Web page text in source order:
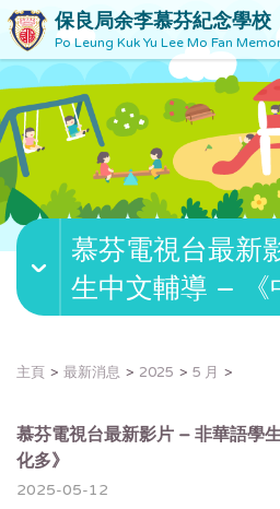
保良局余李慕芬紀念學校
Po Leung Kuk Yu Lee Mo Fan
慕芬電視台最新
生中文輔導 – 《
主頁 最新消息 2025 5 月
慕芬電視台最新影片 – 非華語學
化多》
2025-05-12